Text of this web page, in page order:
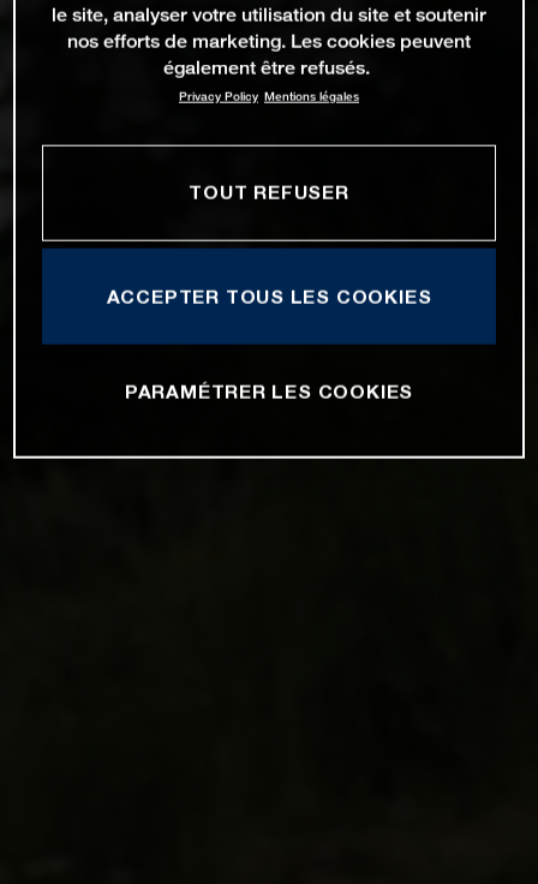
le site, analyser votre utilisation du site et soutenir
nos efforts de marketing. Les cookies peuvent
également être refusés.
Privacy Policy Mentions légales
TOUT REFUSER
ACCEPTER TOUS LES COOKIES
PARAMÉTRER LES COOKIES